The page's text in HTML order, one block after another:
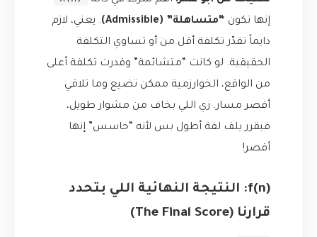
إنها تكون “متساهلة” (Admissible)
. يعني، لازم
دايماً تقدّر تكلفة أقل من أو تساوي التكلفة
الحقيقية. لو كانت “متشائمة” وقدرت تكلفة أعلى
من الواقع، الخوارزمية ممكن تضيع وما تلاقي
أقصر مسار. زي اللي بخاف من مشوار طويل،
فبقرر يلف لفة أطول بس لأنه “حاسس” إنها
أقصر!
f(n): النتيجة النهائية اللي بتحدد
قرارنا (The Final Score)